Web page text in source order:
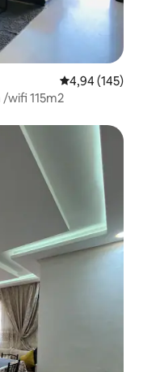
Évaluation
4,94 (145)
à la marina Clim /wifi 115m2